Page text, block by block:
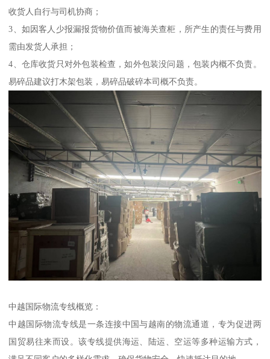
收货人自行与司机协商；
3、如因客人少报漏报货物价值而被海关查柜，所产生的责任与费用
需由发货人承担；
4、仓库收货只对外包装检查，如外包装没问题，包装内概不负责。
易碎品建议打木架包装，易碎品破碎本司概不负责。
中越国际物流专线概览：
中越国际物流专线是一条连接中国与越南的物流通道，专为促进两
国贸易往来而设。该专线提供海运、陆运、空运等多种运输方式，